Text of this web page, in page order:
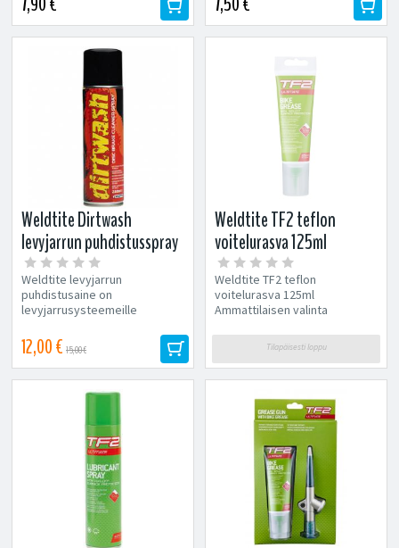
Weldtite Dirtwash
levyjarrun puhdistusspray
250ml
Weldtite levyjarrun
puhdistusaine on
levyjarrusysteemeille
puhdistusspray. Parantaa
jarrujen...
12,00 € 15,00 €
Weldtite TF2 teflon
voitelurasva 125ml
Weldtite TF2 teflon
voitelurasva 125ml
Ammattilaisen valinta
polkimien ja
jousitusjärjestelmien...
Tilapäisesti loppu